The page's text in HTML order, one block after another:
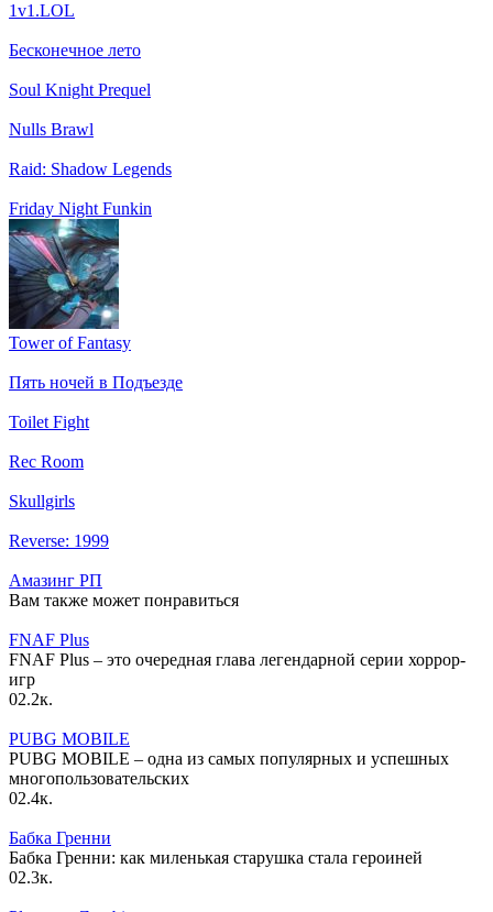
1v1.LOL
Бесконечное лето
Soul Knight Prequel
Nulls Brawl
Raid: Shadow Legends
Friday Night Funkin
Tower of Fantasy
Пять ночей в Подъезде
Toilet Fight
Rec Room
Skullgirls
Reverse: 1999
Амазинг РП
Вам также может понравиться
FNAF Plus
FNAF Plus – это очередная глава легендарной серии хоррор-
игр
02.2к.
PUBG MOBILE
PUBG MOBILE – одна из самых популярных и успешных
многопользовательских
02.4к.
Бабка Гренни
Бабка Гренни: как миленькая старушка стала героиней
02.3к.